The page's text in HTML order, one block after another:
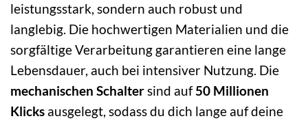
leistungsstark, sondern auch robust und
langlebig. Die hochwertigen Materialien und die
sorgfältige Verarbeitung garantieren eine lange
Lebensdauer, auch bei intensiver Nutzung. Die
mechanischen Schaltersind auf50 Millionen
Klicks ausgelegt, sodass du dich lange auf deine